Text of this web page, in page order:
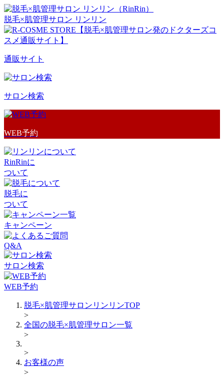
脱毛×肌管理サロン リンリン
通販サイト
サロン検索
WEB予約
RinRinに
ついて
脱毛に
ついて
キャンペーン
Q&A
サロン検索
WEB予約
脱毛×肌管理サロンリンリンTOP
>
全国の脱毛×肌管理サロン一覧
>
>
お客様の声
>